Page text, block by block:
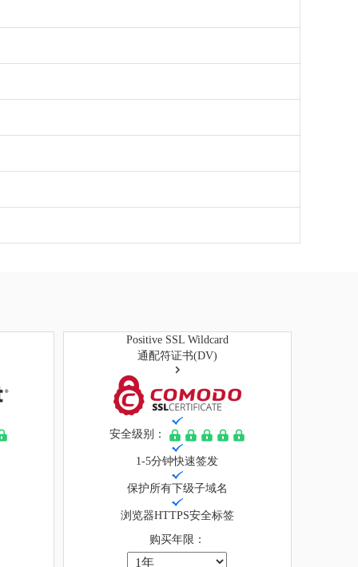
Positive SSL Wildcard
通配符证书(DV)
安全级别：
1-5分钟快速签发
保护所有下级子域名
浏览器HTTPS安全标签
购买年限：